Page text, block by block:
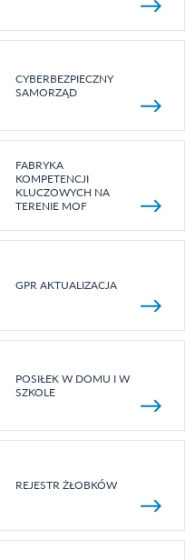
CYBERBEZPIECZNY
SAMORZĄD
FABRYKA
KOMPETENCJI
KLUCZOWYCH NA
TERENIE MOF
GPR AKTUALIZACJA
POSIŁEK W DOMU I W
SZKOLE
REJESTR ŻŁOBKÓW